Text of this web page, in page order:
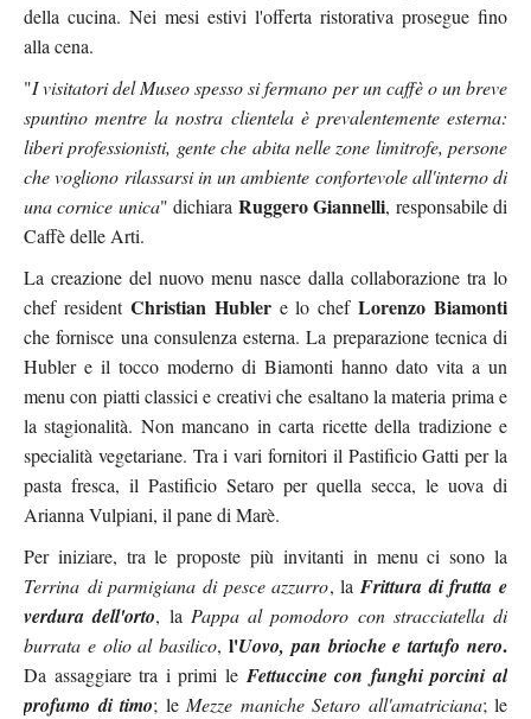
della cucina. Nei mesi estivi l'offerta ristorativa prosegue fino
alla cena.
"I visitatori del Museo spesso si fermano per un caffè o un breve
spuntino mentre la nostra clientela è prevalentemente esterna:
liberi professionisti, gente che abita nelle zone limitrofe, persone
che vogliono rilassarsi in un ambiente confortevole all'interno di
una cornice unica" dichiara Ruggero Giannelli, responsabile di
Caffè delle Arti.
La creazione del nuovo menu nasce dalla collaborazione tra lo
chef resident Christian Hublere lo chefLorenzo Biamonti
che fornisce una consulenza esterna. La preparazione tecnica di
Hubler e il tocco moderno di Biamonti hanno dato vita a un
menu con piatti classici e creativi che esaltano la materia prima e
la stagionalità. Non mancano in carta ricette della tradizione e
specialità vegetariane. Tra i vari fornitori il Pastificio Gatti per la
pasta fresca, il Pastificio Setaro per quella secca, le uova di
Arianna Vulpiani, il pane di Marè.
Per iniziare, tra le proposte più invitanti in menu ci sono la
Terrina di parmigiana di pesce azzurro, la Frittura di frutta e
verdura dell'orto, la Pappa al pomodoro con stracciatella di
burrata e olio al basilico,l'Uovo, pan brioche e tartufo nero.
Da assaggiare tra i primi le Fettuccine con funghi porcini al
profumo ditimo; le Mezze maniche Setaro all'amatriciana; le